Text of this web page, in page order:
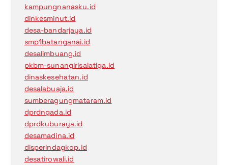
kampungnanasku.id
dinkesminut.id
desa-bandarjaya.id
smp1batanganai.id
desalimbuang.id
pkbm-sunangirisalatiga.id
dinaskesehatan.id
desalabuaja.id
sumberagungmataram.id
dprdngada.id
dprdkuburaya.id
desamadina.id
disperindagkop.id
desatirowali.id